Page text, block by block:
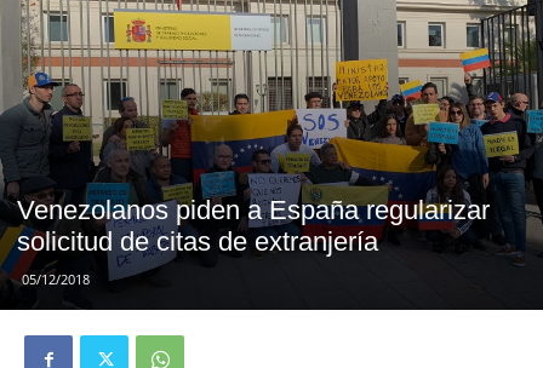
Venezolanos piden a España regularizar
solicitud de citas de extranjería
05/12/2018